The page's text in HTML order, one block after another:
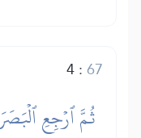
4:67
ثُمَّ ٱرۡجِعِ